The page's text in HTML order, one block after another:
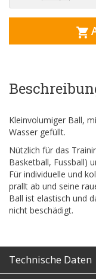
Kleinvolumiger Ball,
Wasser gefüllt.
Nützlich für das
Basketball, Fussball)
Für individuelle und
prallt ab und seine
Ball ist elastisch und
nicht beschädigt.
Technische Daten